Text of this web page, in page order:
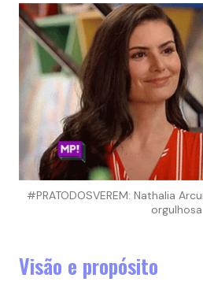
#PRATODOSVEREM: Nathalia
orgulhosa
Visão e propósito